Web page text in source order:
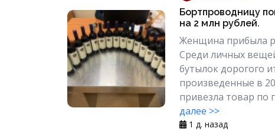
Бортпроводницу
на 2 млн рублей.
Женщина прибыла
Среди личных
бутылок дорогого
произведенные в
привезла товар по
далее >>
1 д. назад